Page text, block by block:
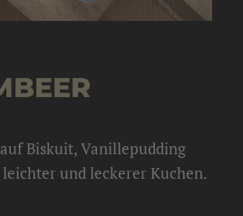
Biskuit, Vanillepudding
und leckerer Kuchen.